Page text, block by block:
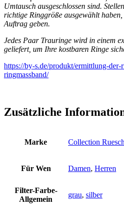
Umtausch ausgeschlossen sind.
richtige Ringgröße ausgewählt
Auftrag geben.
Jedes Paar Trauringe wird in einem
geliefert, um Ihre kostbaren Ringe
https://by-s.de/produkt/ermittlung-der-
ringmassband/
Zusätzliche
Marke Collection Ruesch
Für Wen Damen, Herren
Filter-Farbe-
Allgemein
grau, silber